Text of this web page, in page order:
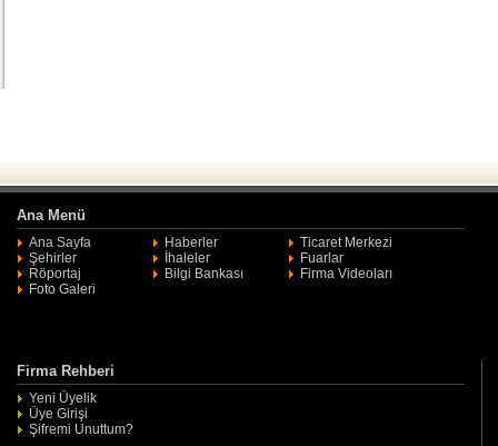
Ana Menü
Ana Sayfa Haberler
Ticaret Merkezi
Şehirler
İhaleler
Fuarlar
Röportaj
Bilgi Bankası
Firma Videoları
Foto Galeri
Firma Rehberi
Yeni Üyelik
Üye Girişi
Şifremi Unuttum?